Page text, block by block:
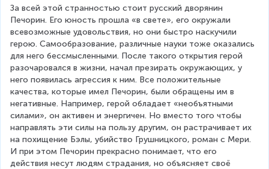
За всей этой странностью стоит русский дворянин
Печорин. Его юность прошла «в свете», его окружали
всевозможные удовольствия, но они быстро наскучили
герою. Самообразование, различные науки тоже оказались
для него бессмысленными. После такого открытия герой
разочаровался в жизни, начал презирать окружающих, у
него появилась агрессия к ним. Все положительные
качества, которые имел Печорин, были обращены им в
негативные. Например, герой обладает «необъятными
силами», он активен и энергичен. Но вместо того чтобы
направлять эти силы на пользу другим, он растрачивает их
на похищение Бэлы, убийство Грушницкого, роман с Мери.
И при этом Печорин прекрасно понимает, что его
действия несут людям страдания, но объясняет своё